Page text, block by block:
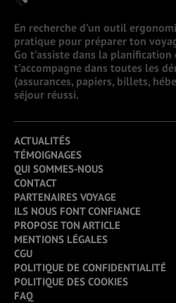
En recherche d’un outil
pratique pour préparer ton
Go t’assiste dans la
t’accompagne dans toutes les
(assurances, papiers, billets,
séjour réussi.
ACTUALITÉS
TÉMOIGNAGES
QUI SOMMES-NOUS
CONTACT
PARTENAIRES VOYAGE
ILS NOUS FONT CONFIANCE
PROPOSE TON ARTICLE
MENTIONS LÉGALES
CGU
POLITIQUE DE CONFIDENTIALITÉ
POLITIQUE DES COOKIES
FAQ